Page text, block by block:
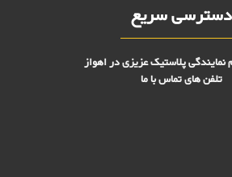
دسترسی سریع
نمایندگی پلاستیک عزیزی در اهواز
تلفن های تماس با ما